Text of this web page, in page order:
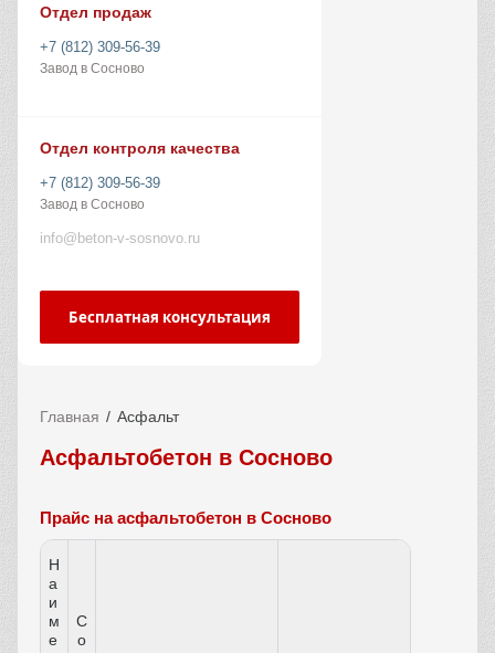
Отдел продаж
+7 (812) 309-56-39
Завод в Сосново
Отдел контроля качества
+7 (812) 309-56-39
Завод в Сосново
info@beton-v-sosnovo.ru
Бесплатная консультация
Главная Асфальт
Асфальтобетон в Сосново
Прайс на асфальтобетон в Сосново
Н
а
и
м
е
С
о